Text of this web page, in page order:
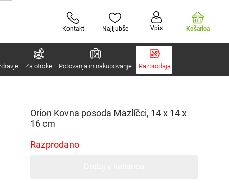
Kontakt Najljubše Vpis Košarica
Za otroke Potovanja in nakupovanje Razprodaja
Orion Kovna posoda Mazlíčci, 14 x 14 x
16 cm
Razprodano